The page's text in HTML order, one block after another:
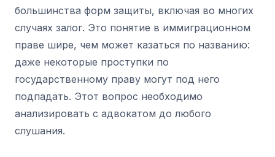
большинства форм защиты, включая во многих
случаях залог. Это понятие в иммиграционном
праве шире, чем может казаться по названию:
даже некоторые проступки по
государственному праву могут под него
подпадать. Этот вопрос необходимо
анализировать с адвокатом до любого
слушания.